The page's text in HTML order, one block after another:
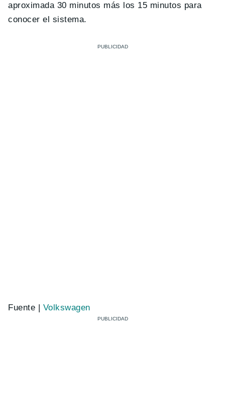
aproximada 30 minutos más los 15 minutos para
conocer el sistema.
Fuente | Volkswagen